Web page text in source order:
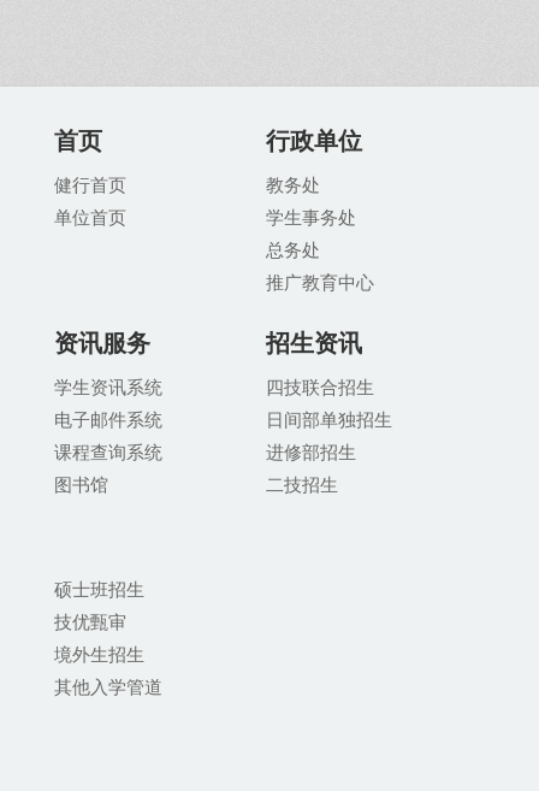
首页
健行首页
单位首页
行政单位
教务处
学生事务处
总务处
推广教育中心
资讯服务
学生资讯系统
电子邮件系统
课程查询系统
图书馆
招生资讯
四技联合招生
日间部单独招生
进修部招生
二技招生
硕士班招生
技优甄审
境外生招生
其他入学管道